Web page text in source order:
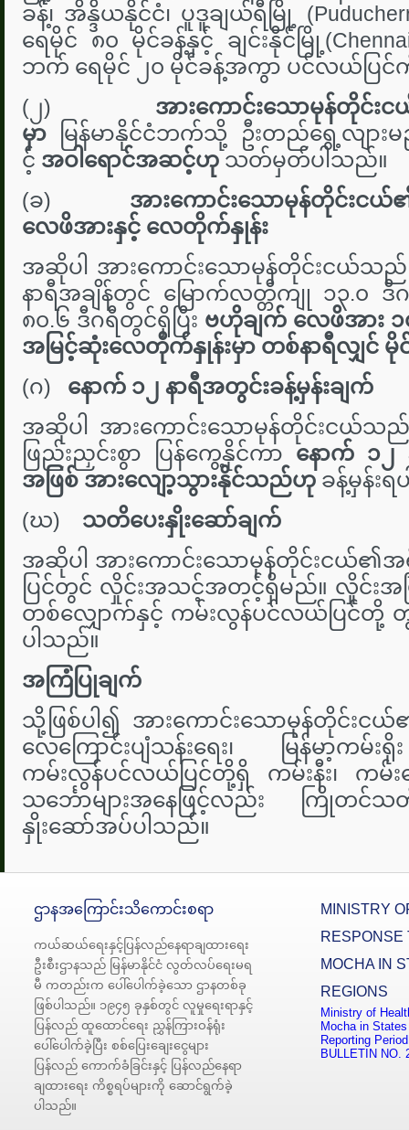
ခန့်၊ အိန္ဒိယနိုင်ငံ၊ ပူဒူချယ်ရီမြို့
ရေမိုင် ၈၀ မိုင်ခန့်နှင့် ချင်းနိုင်မြို့
ဘက် ရေမိုင် ၂၀ မိုင်ခန့်အကွာ ပင်လယ်ပြင်
(၂) အားကောင်းသောမုန်တိုင်
မှာ မြန်မာနိုင်ငံဘက်သို့ ဦးတည်ရွေ့လျားမ
င့် အဝါရောင်အဆင့်ဟု သတ်မှတ်ပါသည်။
(ခ) အားကောင်းသောမုန်တိုင်းင
လေဖိအားနှင့် လေတိုက်နှုန်း
အဆိုပါ အားကောင်းသောမုန်တိုင်းငယ်သည်
နာရီအချိန်တွင် မြောက်လတ္တီကျု ၁၃.၀
၈၀.၆ ဒီဂရီတွင်ရှိပြီး ဗဟိုချက် လေဖိအား
အမြင့်ဆုံးလေတိုက်နှုန်းမှာ တစ်နာရီလျှင် မိုင်
(ဂ) နောက် ၁၂ နာရီအတွင်းခန့်မှန်းချက်
အဆိုပါ အားကောင်းသောမုန်တိုင်းငယ်
ဖြည်းညှင်းစွာ ပြန်ကွေ့နိုင်ကာ နောက် ၁၂
အဖြစ် အားလျော့သွားနိုင်သည်ဟု ခန့်မှန်း
(ဃ) သတိပေးနှိုးဆော်ချက်
အဆိုပါ အားကောင်းသောမုန်တိုင်းငယ်၏အ
ပြင်တွင် လှိုင်းအသင့်အတင့်ရှိမည်။ လှိုင်းအမြ
တစ်လျှောက်နှင့် ကမ်းလွန်ပင်လယ်ပြင်တို့ တွ
ပါသည်။
အကြံပြုချက်
သို့ဖြစ်ပါ၍ အားကောင်းသောမုန်တိုင်းင
လေကြောင်းပျံသန်းရေး၊ မြန်မာ့ကမ်
ကမ်းလွန်ပင်လယ်ပြင်တို့ရှိ ကမ်းနီး၊ ကမ်းဝေ
သင်္ဘောများအနေဖြင့်လည်း ကြိုတင်
နှိုးဆော်အပ်ပါသည်။
ဌာနအကြောင်းသိကောင်းစရာ
ကယ်ဆယ်ရေးနှင့်ပြန်လည်နေရာချထားရေး
ဦးစီးဌာနသည် မြန်မာနိုင်ငံ လွတ်လပ်ရေးမရ
မီ ကတည်းက ပေါ်ပေါက်ခဲ့သော ဌာနတစ်ခု
ဖြစ်ပါသည်။ ၁၉၄၅ ခုနှစ်တွင် လူမှုရေးရာနှင့်
ပြန်လည် ထူထောင်ရေး ညွှန်ကြားဝန်ရုံး
ပေါ်ပေါက်ခဲ့ပြီး စစ်ပြေးချေးငွေများ
ပြန်လည် ကောက်ခံခြင်းနှင့် ပြန်လည်နေရာ
ချထားရေး ကိစ္စရပ်များကို ဆောင်ရွက်ခဲ့
ပါသည်။
MINISTRY
RESPONSE
MOCHA IN
REGIONS
Ministry of
Mocha in
Reporting
BULLETIN NO.